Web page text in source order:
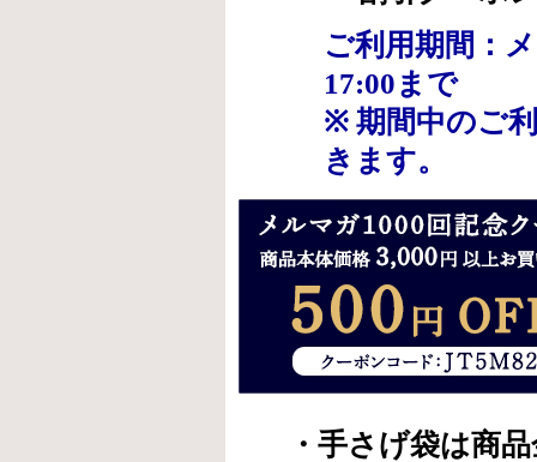
ご利用期間：
17:00まで
※ 期間中のご
きます。
・手さげ袋は商